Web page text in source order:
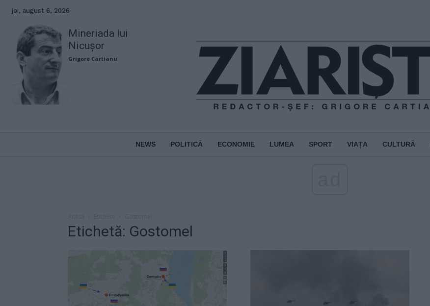
joi, august 6, 2026
Mineriada lui
Nicușor
Grigore Cartianu
NEWS POLITICĂ ECONOMIE LUMEA SPORT VIAȚA CULTURĂ
Etichetă: Gostomel